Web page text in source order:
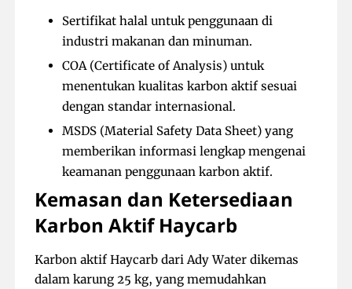
Sertifikat halal untuk penggunaan di
industri makanan dan minuman.
COA (Certificate of Analysis) untuk
menentukan kualitas karbon aktif sesuai
dengan standar internasional.
MSDS (Material Safety Data Sheet) yang
memberikan informasi lengkap mengenai
keamanan penggunaan karbon aktif.
Kemasan dan Ketersediaan
Karbon Aktif Haycarb
Karbon aktif Haycarb dari Ady Water dikemas
dalam karung 25 kg, yang memudahkan